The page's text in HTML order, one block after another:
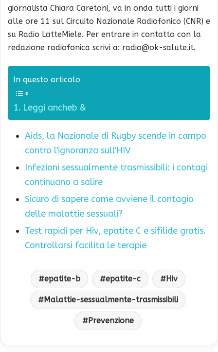
giornalista Chiara Caretoni, va in onda tutti i giorni
alle ore 11 sul Circuito Nazionale Radiofonico (CNR) e
su Radio LatteMiele. Per entrare in contatto con la
redazione radiofonica scrivi a: radio@ok-salute.it.
In questo articolo
Leggi ancheb &
Aids, la Nazionale di Rugby scende in campo
contro l'ignoranza sull'HIV
Infezioni sessualmente trasmissibili: i contagi
continuano a salire
Sicuro di sapere come avviene il contagio
delle malattie sessuali?
Test rapidi per Hiv, epatite C e sifilide gratis.
Controllarsi facilita le terapie
epatite-b epatite-c Hiv
Malattie-sessualmente-trasmissibili
Prevenzione